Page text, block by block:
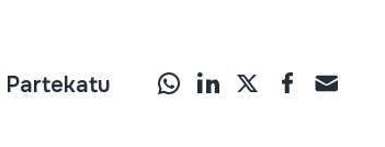
Partekatu